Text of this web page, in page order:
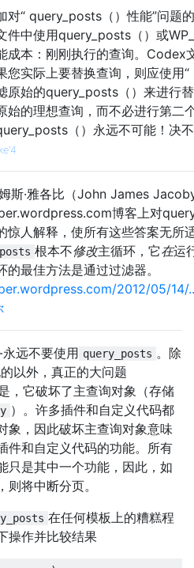
对“ query_posts（）性能”问题
件中使用query_posts（）或
成本：刚刚执行的查询。Codex
您实际上要替换查询，则应使用
原始的query_posts（）来进行
始的理想查询，而不必进行第二
（）永远不可能！决
斯·雅各比（John James
博客上对
惊人解释，使所有这些答案无所
根本不修改主循环，它在运
的最佳方法是通过过滤器。
2012/05/14/
永远不要使用 query_posts 。除
以外，真正的大问题
，它破坏了主查询对象（存储
）。许多插件和自定义代码都
象，因此破坏主查询对象意味
件和自定义代码的功能。所有
只是其中一个功能，因此，如
则将中断分页。
在任何模板上的糟糕程
操作并比较结果